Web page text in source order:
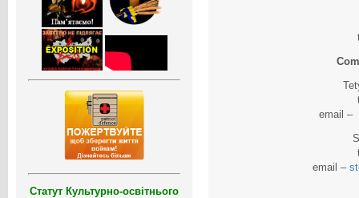
Статут Культурно-освітнього
email –
email –